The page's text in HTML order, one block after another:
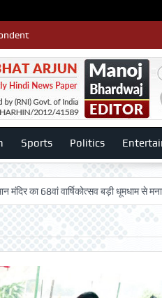
Sports Politics
वार्षिकोत्सव बड़ी धूमधाम से मनाया गया-:डॉ.